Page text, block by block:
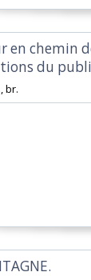
en chemin
du
br.‎